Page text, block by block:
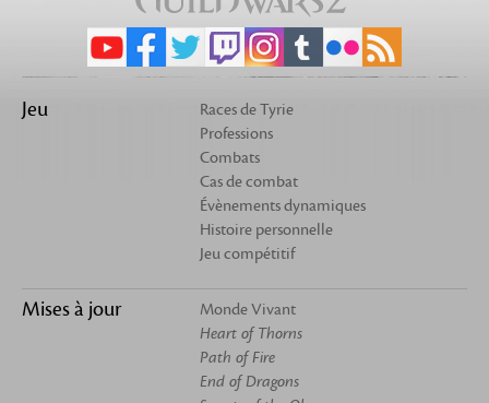
Jeu
Races de Tyrie
Professions
Combats
Cas de combat
Évènements dynamiques
Histoire personnelle
Jeu compétitif
Mises à jour
Monde Vivant
Heart of Thorns
Path of Fire
End of Dragons